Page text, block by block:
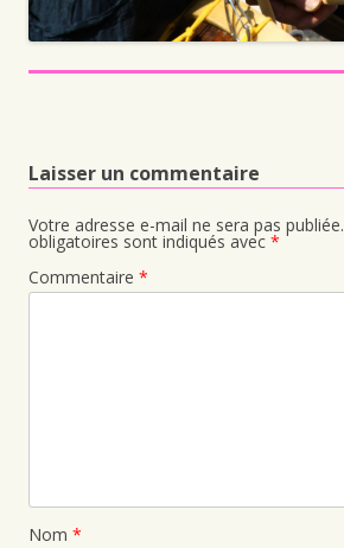
Laisser un commentaire
Votre adresse e-mail ne sera pas publiée.
obligatoires sont indiqués avec *
Commentaire *
Nom *